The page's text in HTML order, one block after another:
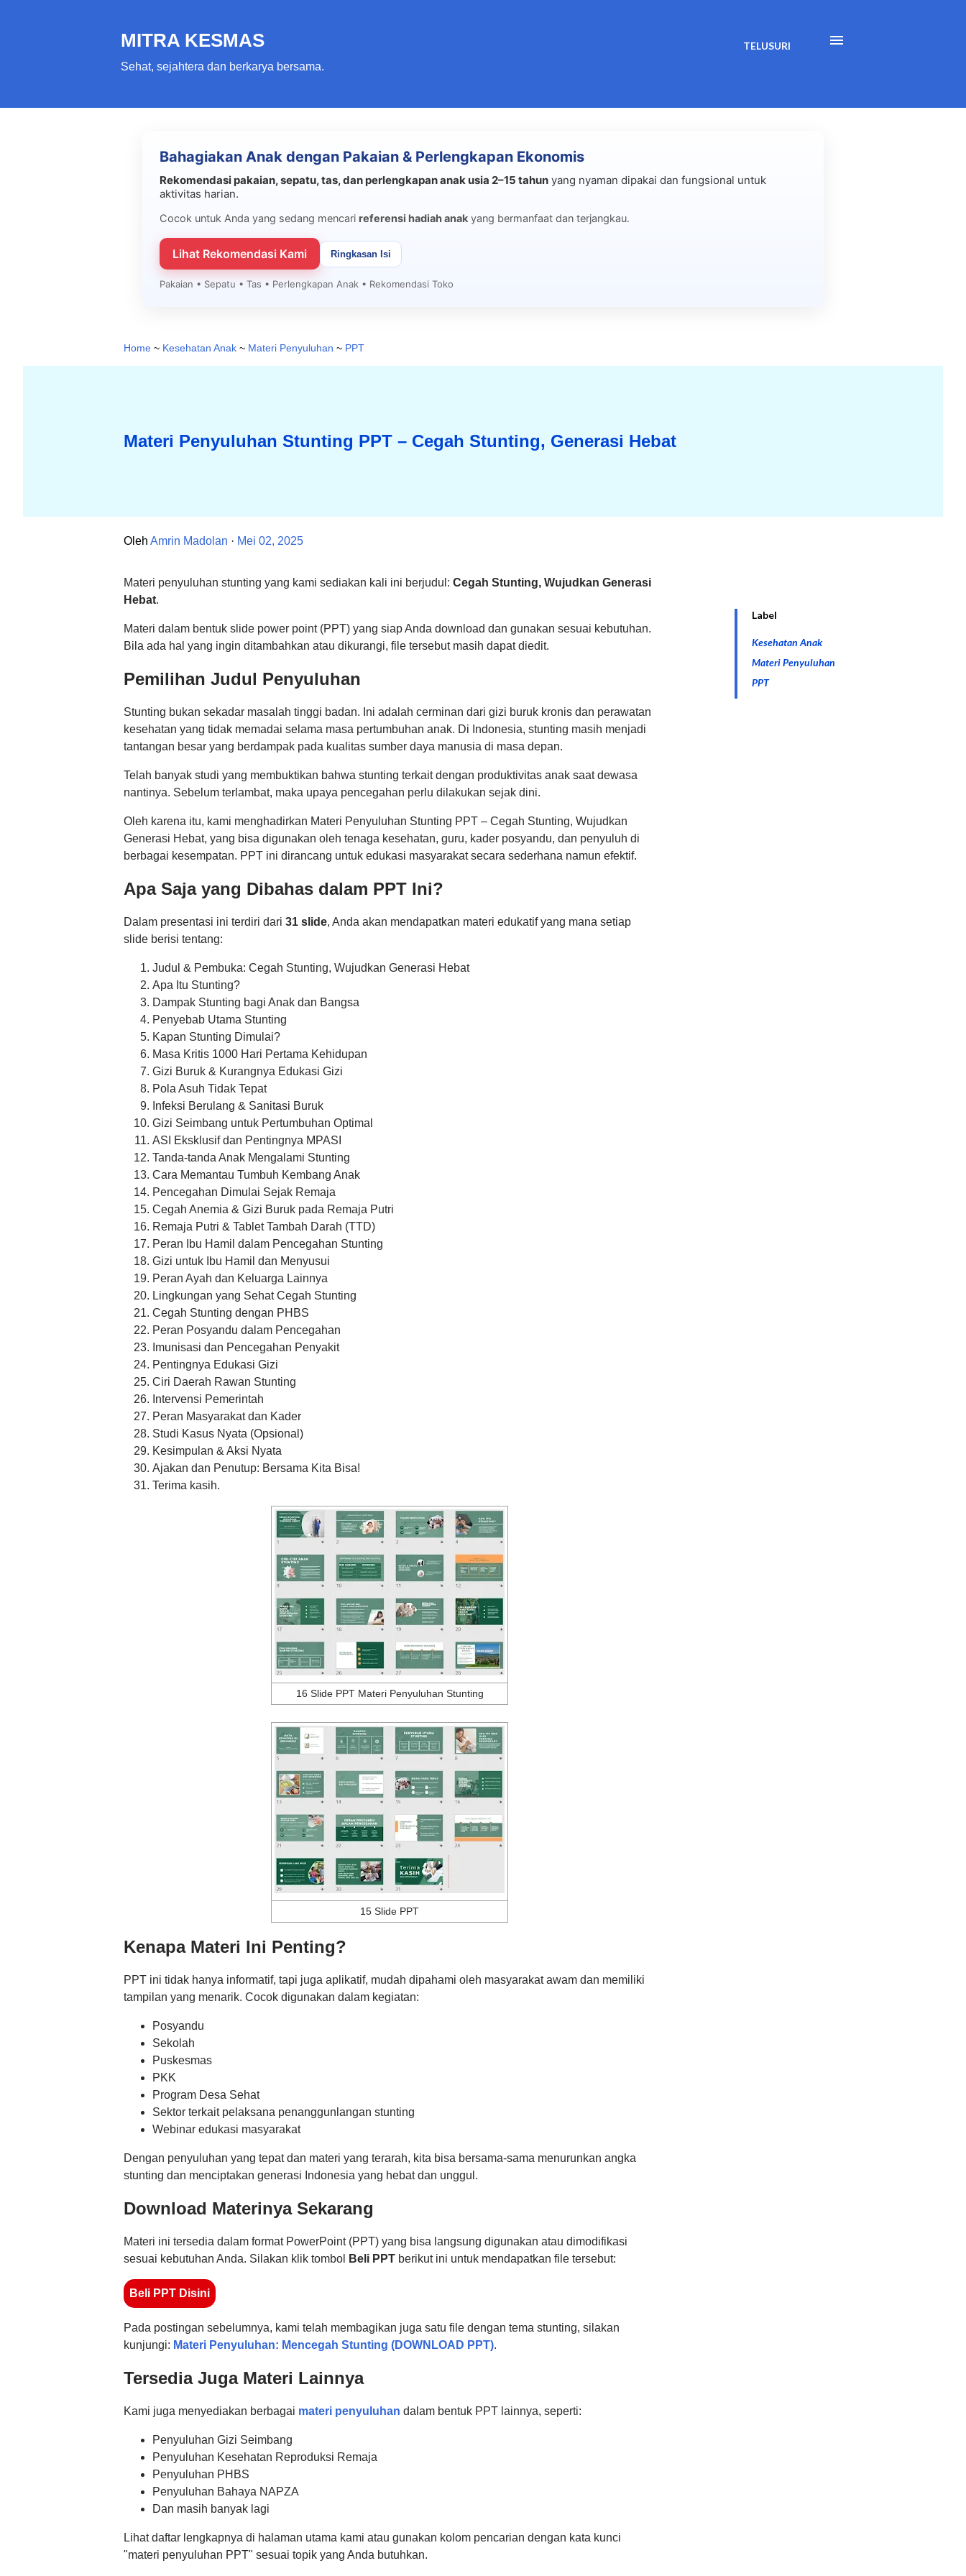
MITRA KESMAS
Sehat, sejahtera dan berkarya bersama.
TELUSURI
Bahagiakan Anak dengan Pakaian & Perlengkapan Ekonomis
Rekomendasi pakaian, sepatu, tas, dan perlengkapan anak usia 2–15 tahun yang nyaman dipakai dan fungsional untuk
aktivitas harian.
Cocok untuk Anda yang sedang mencari referensi hadiah anak yang bermanfaat dan terjangkau.
Lihat Rekomendasi Kami Ringkasan Isi
Pakaian • Sepatu • Tas • Perlengkapan Anak • Rekomendasi Toko
Home ~ Kesehatan Anak ~ Materi Penyuluhan ~ PPT
Materi Penyuluhan Stunting PPT – Cegah Stunting, Generasi Hebat
Oleh Amrin Madolan Mei 02, 2025
Materi penyuluhan stunting yang kami sediakan kali ini berjudul: Cegah Stunting, Wujudkan Generasi
Hebat.
Materi dalam bentuk slide power point (PPT) yang siap Anda download dan gunakan sesuai kebutuhan.
Bila ada hal yang ingin ditambahkan atau dikurangi, file tersebut masih dapat diedit.
Pemilihan Judul Penyuluhan
Stunting bukan sekadar masalah tinggi badan. Ini adalah cerminan dari gizi buruk kronis dan perawatan
kesehatan yang tidak memadai selama masa pertumbuhan anak. Di Indonesia, stunting masih menjadi
tantangan besar yang berdampak pada kualitas sumber daya manusia di masa depan.
Telah banyak studi yang membuktikan bahwa stunting terkait dengan produktivitas anak saat dewasa
nantinya. Sebelum terlambat, maka upaya pencegahan perlu dilakukan sejak dini.
Oleh karena itu, kami menghadirkan Materi Penyuluhan Stunting PPT – Cegah Stunting, Wujudkan
Generasi Hebat, yang bisa digunakan oleh tenaga kesehatan, guru, kader posyandu, dan penyuluh di
berbagai kesempatan. PPT ini dirancang untuk edukasi masyarakat secara sederhana namun efektif.
Apa Saja yang Dibahas dalam PPT Ini?
Dalam presentasi ini terdiri dari 31 slide, Anda akan mendapatkan materi edukatif yang mana setiap
slide berisi tentang:
Judul & Pembuka: Cegah Stunting, Wujudkan Generasi Hebat
Apa Itu Stunting?
Dampak Stunting bagi Anak dan Bangsa
Penyebab Utama Stunting
Kapan Stunting Dimulai?
Masa Kritis 1000 Hari Pertama Kehidupan
Gizi Buruk & Kurangnya Edukasi Gizi
Pola Asuh Tidak Tepat
Infeksi Berulang & Sanitasi Buruk
Gizi Seimbang untuk Pertumbuhan Optimal
ASI Eksklusif dan Pentingnya MPASI
Tanda-tanda Anak Mengalami Stunting
Cara Memantau Tumbuh Kembang Anak
Pencegahan Dimulai Sejak Remaja
Cegah Anemia & Gizi Buruk pada Remaja Putri
Remaja Putri & Tablet Tambah Darah (TTD)
Peran Ibu Hamil dalam Pencegahan Stunting
Gizi untuk Ibu Hamil dan Menyusui
Peran Ayah dan Keluarga Lainnya
Lingkungan yang Sehat Cegah Stunting
Cegah Stunting dengan PHBS
Peran Posyandu dalam Pencegahan
Imunisasi dan Pencegahan Penyakit
Pentingnya Edukasi Gizi
Ciri Daerah Rawan Stunting
Intervensi Pemerintah
Peran Masyarakat dan Kader
Studi Kasus Nyata (Opsional)
Kesimpulan & Aksi Nyata
Ajakan dan Penutup: Bersama Kita Bisa!
Terima kasih.
16 Slide PPT Materi Penyuluhan Stunting
15 Slide PPT
Kenapa Materi Ini Penting?
PPT ini tidak hanya informatif, tapi juga aplikatif, mudah dipahami oleh masyarakat awam dan memiliki
tampilan yang menarik. Cocok digunakan dalam kegiatan:
Posyandu
Sekolah
Puskesmas
PKK
Program Desa Sehat
Sektor terkait pelaksana penanggunlangan stunting
Webinar edukasi masyarakat
Dengan penyuluhan yang tepat dan materi yang terarah, kita bisa bersama-sama menurunkan angka
stunting dan menciptakan generasi Indonesia yang hebat dan unggul.
Download Materinya Sekarang
Materi ini tersedia dalam format PowerPoint (PPT) yang bisa langsung digunakan atau dimodifikasi
sesuai kebutuhan Anda. Silakan klik tombol
Beli PPT berikut ini untuk mendapatkan file tersebut:
Beli PPT Disini
Pada postingan sebelumnya, kami telah membagikan juga satu file dengan tema stunting, silakan
kunjungi: Materi Penyuluhan: Mencegah Stunting (DOWNLOAD PPT).
Tersedia Juga Materi Lainnya
Kami juga menyediakan berbagai materi penyuluhan dalam bentuk PPT lainnya, seperti:
Penyuluhan Gizi Seimbang
Penyuluhan Kesehatan Reproduksi Remaja
Penyuluhan PHBS
Penyuluhan Bahaya NAPZA
Dan masih banyak lagi
Lihat daftar lengkapnya di halaman utama kami atau gunakan kolom pencarian dengan kata kunci
"materi penyuluhan PPT" sesuai topik yang Anda butuhkan.
Label
Kesehatan Anak
Materi Penyuluhan
PPT